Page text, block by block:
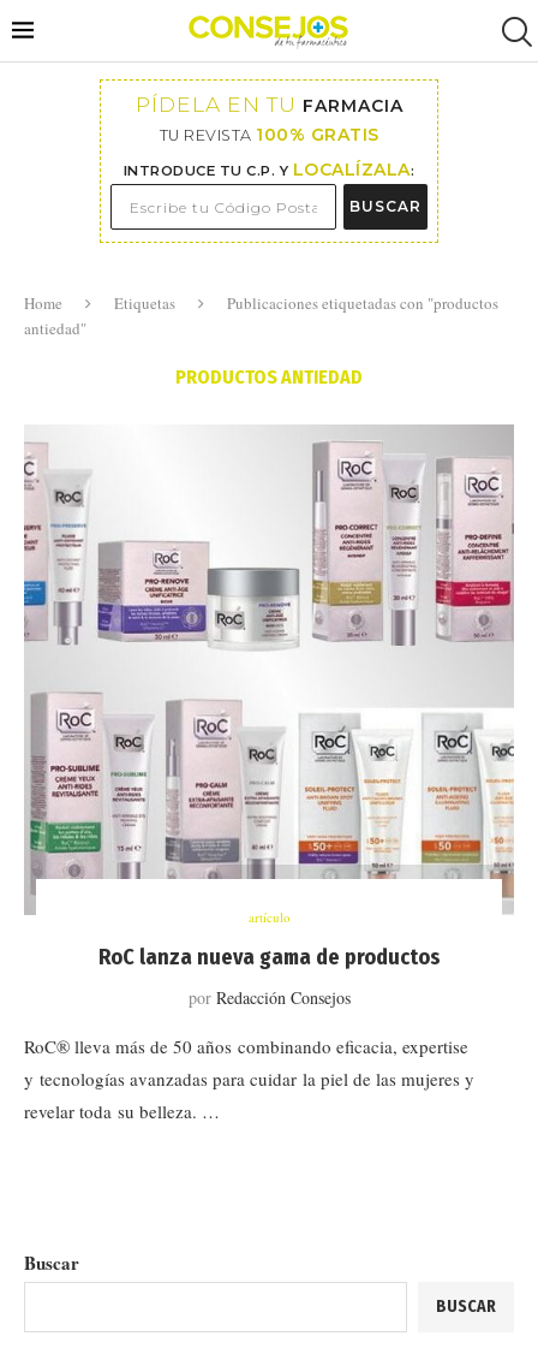
PÍDELA EN TU FARMACIA
TU REVISTA 100% GRATIS
INTRODUCE TU C.P. Y LOCALÍZALA:
BUSCAR
Home Etiquetas
Publicaciones etiquetadas con "productos
antiedad"
PRODUCTOS ANTIEDAD
artículo
RoC lanza nueva gama de productos
por Redacción Consejos
RoC® lleva más de 50 años combinando eficacia, expertise
y tecnologías avanzadas para cuidar la piel de las mujeres y
revelar toda su belleza. …
Buscar
BUSCAR